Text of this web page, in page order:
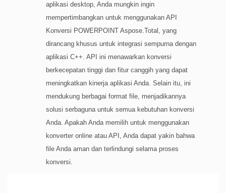
aplikasi desktop, Anda mungkin ingin
mempertimbangkan untuk menggunakan API
Konversi POWERPOINT Aspose.Total, yang
dirancang khusus untuk integrasi sempurna dengan
aplikasi C++. API ini menawarkan konversi
berkecepatan tinggi dan fitur canggih yang dapat
meningkatkan kinerja aplikasi Anda. Selain itu, ini
mendukung berbagai format file, menjadikannya
solusi serbaguna untuk semua kebutuhan konversi
Anda. Apakah Anda memilih untuk menggunakan
konverter online atau API, Anda dapat yakin bahwa
file Anda aman dan terlindungi selama proses
konversi.